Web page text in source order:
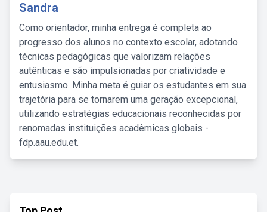
Sandra
Como orientador, minha entrega é completa ao
progresso dos alunos no contexto escolar, adotando
técnicas pedagógicas que valorizam relações
autênticas e são impulsionadas por criatividade e
entusiasmo. Minha meta é guiar os estudantes em sua
trajetória para se tornarem uma geração excepcional,
utilizando estratégias educacionais reconhecidas por
renomadas instituições acadêmicas globais -
fdp.aau.edu.et.